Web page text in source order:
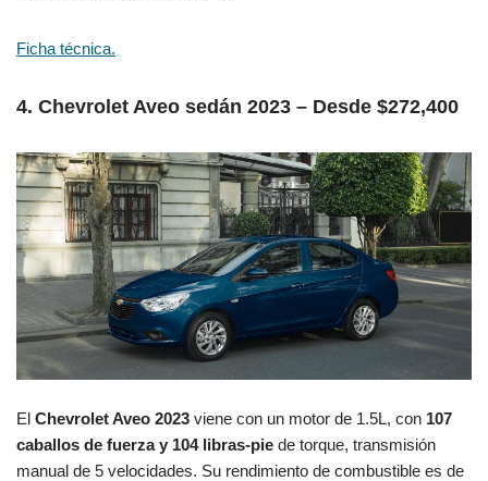
Ficha técnica.
4. Chevrolet Aveo sedán 2023 – Desde $272,400
El Chevrolet Aveo 2023 viene con un motor de 1.5L, con 107
caballos de fuerza y 104 libras-pie de torque, transmisión
manual de 5 velocidades. Su rendimiento de combustible es de